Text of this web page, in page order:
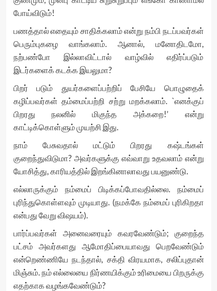
போய்விடும்!
பணத்தால் எதையும் சாதிக்கலாம் என்று நம்பி நடப்பவர்கள்
பெரும்புகழை வாங்கலாம். ஆனால், மனோதிடமோ,
நற்பண்போ இல்லாவிட்டால் வாழ்வில் எதிர்ப்படும்
இடர்களைக் கடக்க இயலுமா?
பிறர் படும் துயர்களைப்பற்றிப் பேசியே பொழுதைக்
கழிப்பவர்கள் தம்மைப்பற்றி சற்று மறக்கலாம். `எனக்குப்
பிறரது நலனில் மிகுந்த அக்கறை!’ என்று
காட்டிக்கொள்ளும் முயற்சி இது.
நாம் பேசுவதால் மட்டும் பிறரது கஷ்டங்கள்
குறைந்துவிடுமா? அவர்களுக்கு எவ்வாறு உதவலாம் என்று
யோசித்து, காரியத்தில் இறங்கினாலாவது பயனுண்டு.
எல்லாருக்கும் நம்மைப் பிடிக்கப்போவதில்லை. நம்மைப்
புரிந்துகொள்ளவும் முடியாது. (நமக்கே நம்மைப் புரிகிறதா
என்பது வேறு விஷயம்).
பார்ப்பவர்கள் அனைவரையும் கவரவேண்டும்; குறைந்த
பட்சம் அவர்களது ஆமோதிப்பையாவது பெறவேண்டும்
என்றெண்ணியே நடந்தால், சக்தி விரயமாக, சலிப்புதான்
மிஞ்சும். நம் எல்லையை நிர்ணயிக்கும் உரிமையை பிறருக்கு
எதற்காக வழங்கவேண்டும்?